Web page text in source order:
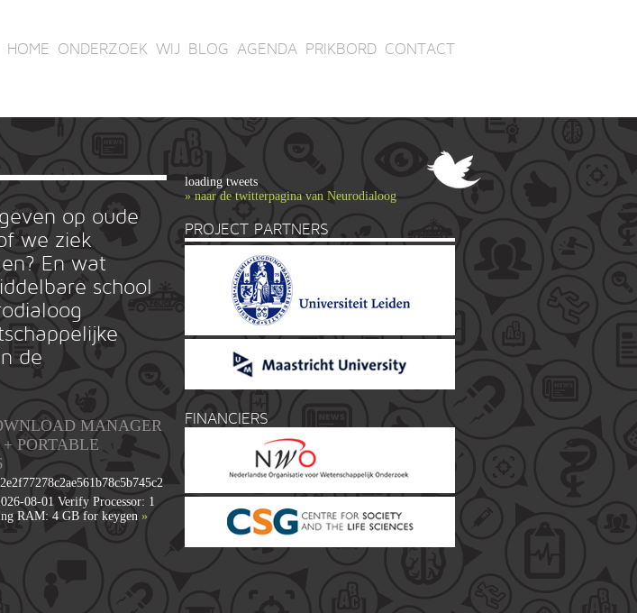
HOME ONDERZOEK WIJ BLOG AGENDA PRIKBORD CONTACT
op oude
we ziek
En wat
school
de
MANAGER
PORTABLE
08-01 Verify Processor: 1
RAM: 4 GB for keygen »
loading tweets
» naar de twitterpagina van Neurodialoog
PROJECT PARTNERS
FINANCIERS